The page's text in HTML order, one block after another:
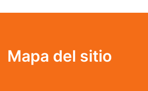
variantes.
se
pueden
Mapa del sitio